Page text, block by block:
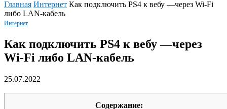
Главная Интернет Как подключить PS4 к вебу —через Wi-Fi
либо LAN-кабель
Интернет
Как подключить PS4 к вебу —через
Wi-Fi либо LAN-кабель
25.07.2022
Содержание: